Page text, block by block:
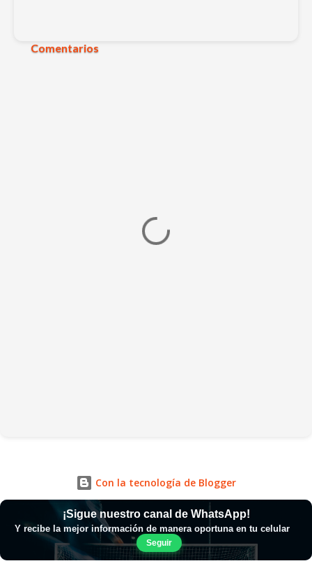
Comentarios
Con la tecnología de Blogger
¡Sigue nuestro canal de WhatsApp!
Y recibe la mejor información de manera oportuna en tu celular
Seguir